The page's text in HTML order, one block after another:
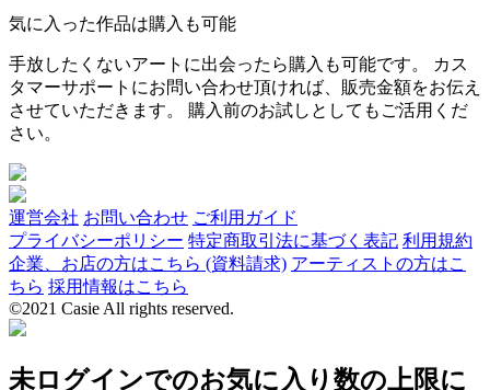
気に入った作品は購入も可能
手放したくないアートに出会ったら購入も可能です。 カス
タマーサポートにお問い合わせ頂ければ、販売金額をお伝え
させていただきます。 購入前のお試しとしてもご活用くだ
さい。
運営会社 お問い合わせ ご利用ガイド
プライバシーポリシー 特定商取引法に基づく表記 利用規約
企業、お店の方はこちら (資料請求) アーティストの方はこ
ちら 採用情報はこちら
©2021 Casie All rights reserved.
未ログインでのお気に入り数の上限に